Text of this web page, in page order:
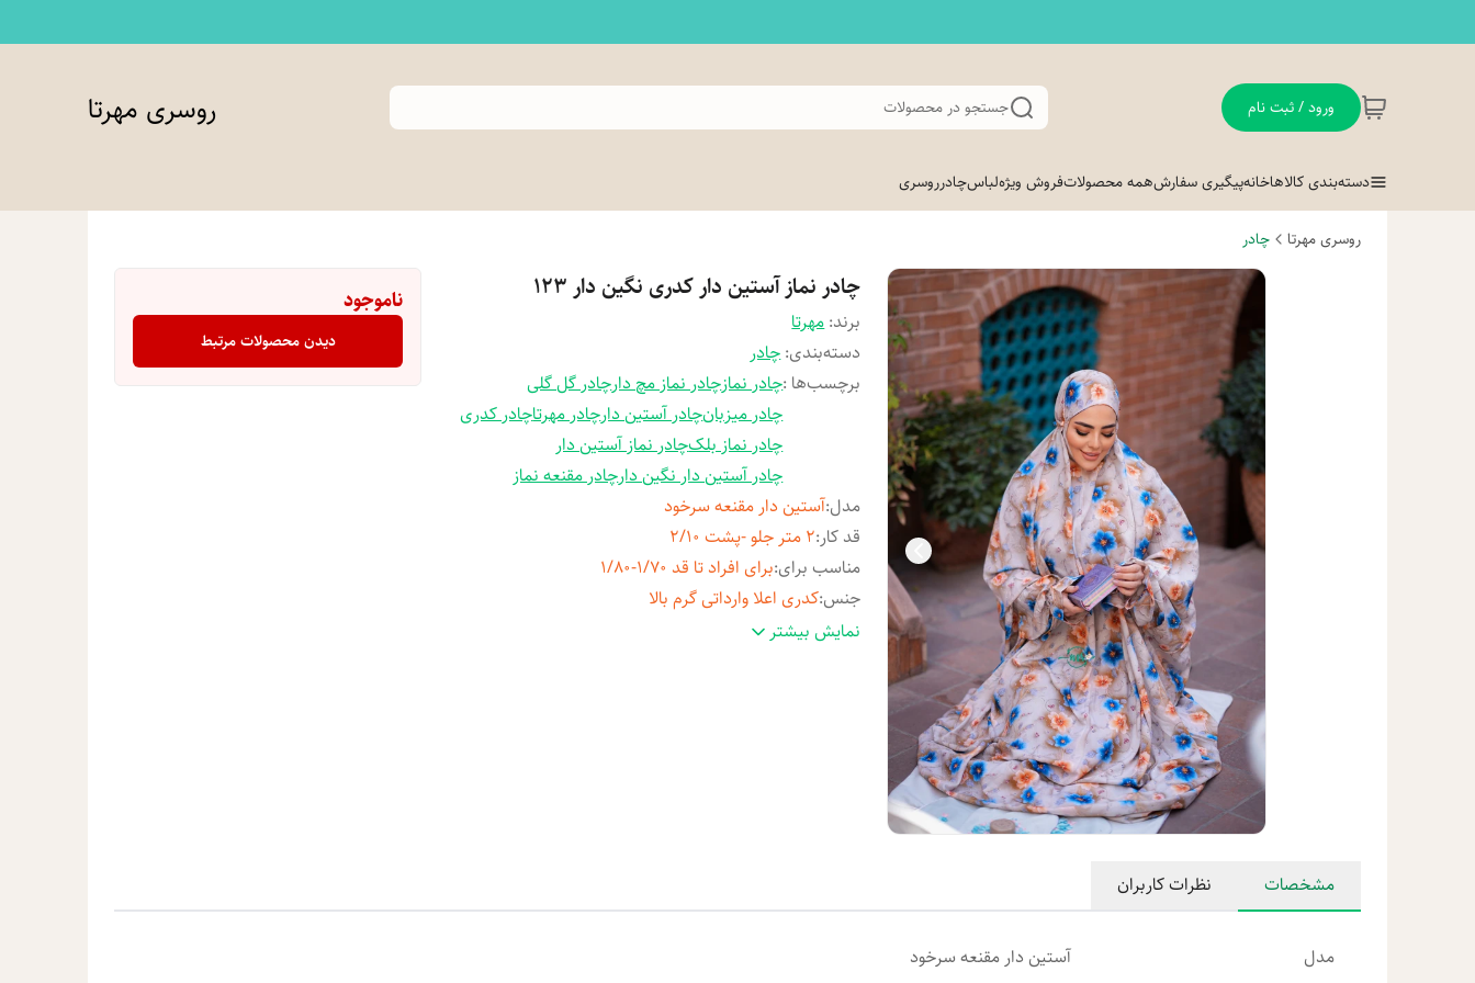
ورود / ثبت نام جستجو در محصولات روسری مهرتا
دسته‌بندی کالاهاخانهپیگیری سفارشهمه محصولاتفروش ویژهلباسچادرروسری
روسری مهرتا چادر
چادر نماز آستین دار کدری نگین دار 123
برند:مهرتا
دسته‌بندی:چادر
برچسب‌ها :چادر نمازچادر نماز مچ دارچادر گل گلی
چادر میزبانچادر آستین دارچادر مهرتاچادر کدری
چادر نماز بلکچادر نماز آستین دار
چادر آستین دار نگین دارچادر مقنعه نماز
مدل:آستین دار مقنعه سرخود
قد کار:2 متر جلو -پشت 2/10
مناسب برای:برای افراد تا قد 1/70-1/80
جنس:کدری اعلا وارداتی گرم بالا
عرض کار:2/40 متر
نمایش بیشتر
ناموجود
دیدن محصولات مرتبط
مشخصات نظرات کاربران
مدل آستین دار مقنعه سرخود